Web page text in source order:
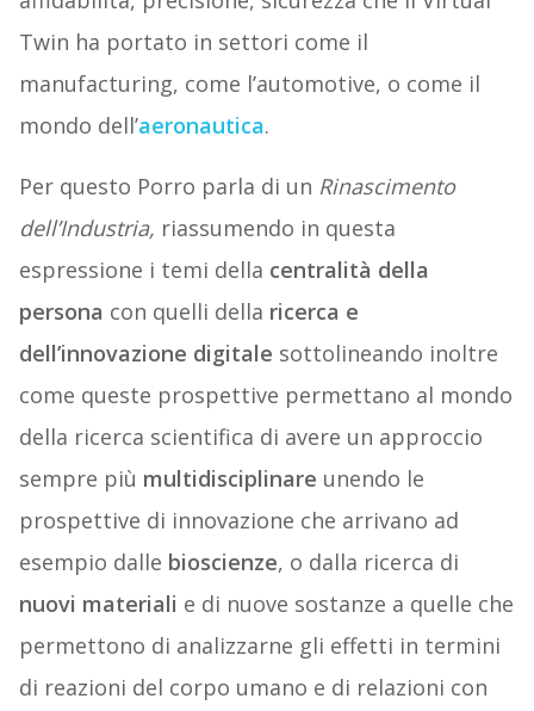
Twin ha portato in settori come il
manufacturing, come l’automotive, o come il
mondo dell’aeronautica.
Per questo Porro parla di un Rinascimento
dell’Industria, riassumendo in questa
espressione i temi della centralità della
persona con quelli della ricerca e
dell’innovazione digitale sottolineando inoltre
come queste prospettive permettano al mondo
della ricerca scientifica di avere un approccio
sempre più multidisciplinare unendo le
prospettive di innovazione che arrivano ad
esempio dalle bioscienze, o dalla ricerca di
nuovi materiali e di nuove sostanze a quelle che
permettono di analizzarne gli effetti in termini
di reazioni del corpo umano e di relazioni con